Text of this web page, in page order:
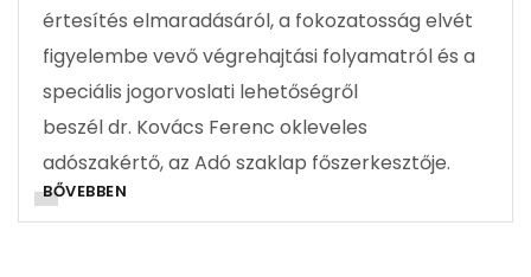
értesítés elmaradásáról, a fokozatosság elvét
figyelembe vevő végrehajtási folyamatról és a
speciális jogorvoslati lehetőségről
beszél dr. Kovács Ferenc okleveles
adószakértő, az Adó szaklap főszerkesztője.
BŐVEBBEN